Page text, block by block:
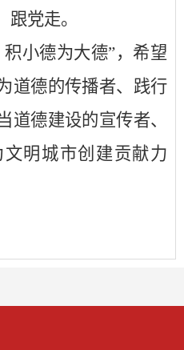
跟党走。
小德为大德”，希望
道德的传播者、践行
道德建设的宣传者、
明城市创建贡献力